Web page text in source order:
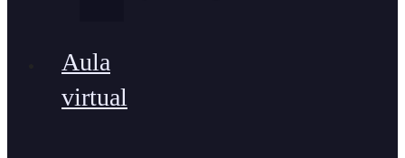
Aula
virtual